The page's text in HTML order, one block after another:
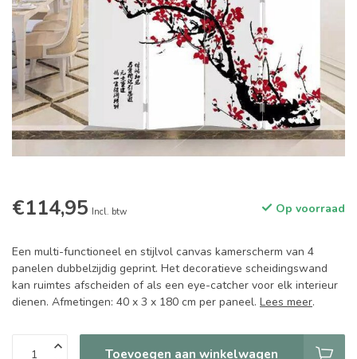
€114,95 Incl. btw Op voorraad
Een multi-functioneel en stijlvol canvas kamerscherm van 4
panelen dubbelzijdig geprint. Het decoratieve scheidingswand
kan ruimtes afscheiden of als een eye-catcher voor elk interieur
dienen. Afmetingen: 40 x 3 x 180 cm per paneel. Lees meer.
Toevoegen aan winkelwagen